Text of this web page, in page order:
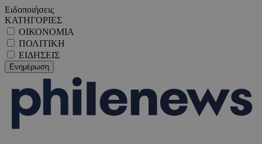
Ειδοποιήσεις
ΚΑΤΗΓΟΡΙΕΣ
ΟΙΚΟΝΟΜΙΑ
ΠΟΛΙΤΙΚΗ
ΕΙΔΗΣΕΙΣ